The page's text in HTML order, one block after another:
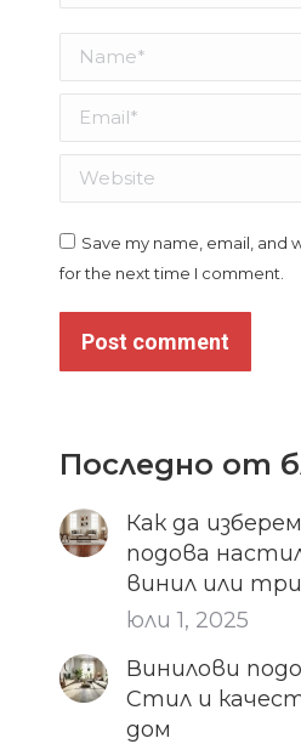
Name *
Email *
Website
Save my name, email, and
for the next time I comment.
Post comment
Последно от
Как да
подова
винил или
юли 1, 2025
Винилови
Стил и
дом